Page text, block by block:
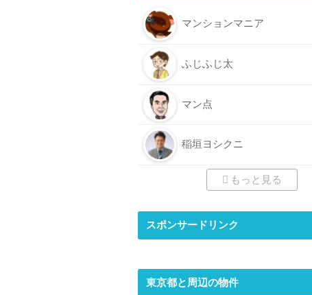
マンションマニア
ふじふじ太
マン点
稲垣ヨシクニ
もっと見る
スポンサードリンク
東京都と周辺の物件